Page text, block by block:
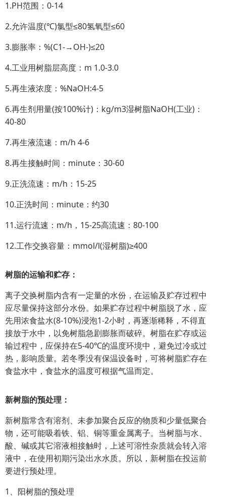
1.PH范围：0-14
2.允许温度(℃)氯型≤80氢氧型≤60
3.膨胀率：%(C1-→OH-)≤20
4.工业用树脂层高度：m 1.0-3.0
5.再生液浓度：%NaOH:4-5
6.再生剂用量(按100%计)：kg/m3湿树脂NaOH(工业)：
40-80
7.再生液流速：m/h 4-6
8.再生接触时间：minute：30-60
9.正洗流速：m/h：15-25
10.正洗时间：minute：约30
11.运行流速：m/h，15-25高流速：80-100
12.工作交换容量：mmol/l(湿树脂)≥400
树脂的运输和贮存：
离子交换树脂内含有一定量的水份，在运输及贮存过程中
应尽量保持这部分水份。如果贮存过程中树脂脱了水，应
先用浓食盐水(8-10%)浸泡1-2小时，再逐渐稀释，不得直
接放于水中，以免树脂急剧膨胀而破碎。树脂在贮存或运
输过程中，应保持在5-40℃的温度环境中，避免过冷或过
热，影响质量。若冬季没有保温设备时，可将树脂贮存在
食盐水中，食盐水的温度可根据气温而定。
新树脂的预处理：
新树脂常含有溶剂、未参加聚合反应的物质和少量低聚合
物，还可能吸着铁、铝、铜等重金属离子。当树脂与水、
酸、碱或其它溶液相接触时，上述可溶性杂质就会转入溶
液中，在使用初期污染出水水质。所以，新树脂在投运前
要进行预处理。
1、阳树脂的预处理